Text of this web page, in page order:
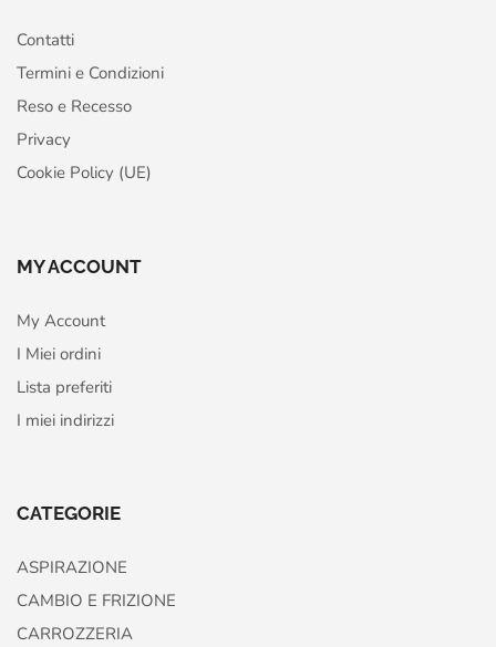
Contatti
Termini e Condizioni
Reso e Recesso
Privacy
Cookie Policy (UE)
MY ACCOUNT
My Account
I Miei ordini
Lista preferiti
I miei indirizzi
CATEGORIE
ASPIRAZIONE
CAMBIO E FRIZIONE
CARROZZERIA